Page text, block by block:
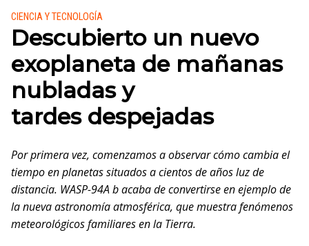
Publicado en:
CIENCIA Y TECNOLOGÍA
Descubierto un nuevo
exoplaneta de mañanas
nubladas y
tardes despejadas
Por primera vez, comenzamos a observar cómo cambia el
tiempo en planetas situados a cientos de años luz de
distancia. WASP-94A b acaba de convertirse en ejemplo de
la nueva astronomía atmosférica, que muestra fenómenos
meteorológicos familiares en la Tierra.